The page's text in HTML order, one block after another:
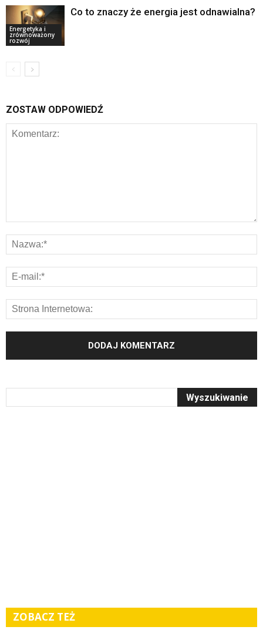
Energetyka i
zrównoważony
rozwój
Co to znaczy że energia jest odnawialna?
ZOSTAW ODPOWIEDŹ
ZOBACZ TEŻ